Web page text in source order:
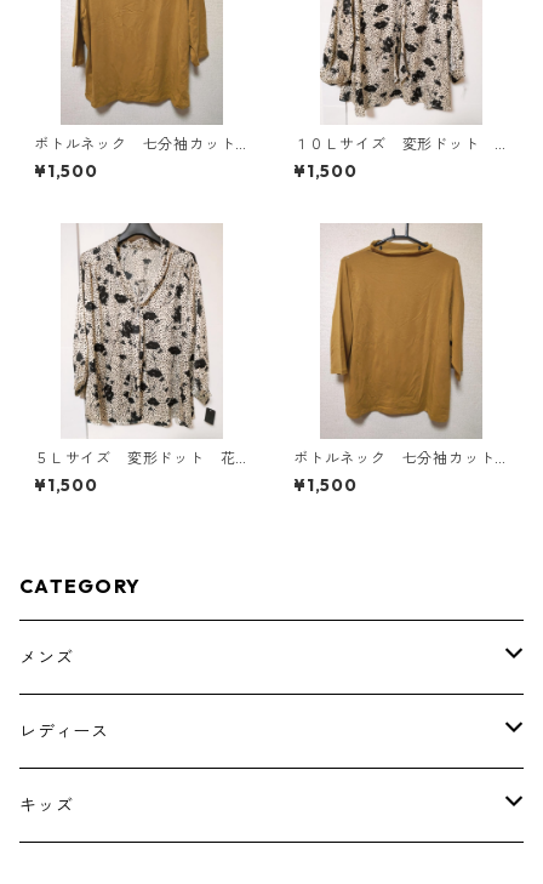
ボトルネック 七分袖カット
ソー ４Ｌ マスタード KA
E-4816
¥1,500
１０Ｌサイズ 変形ドット
花柄 ボウタイブラウス オ
フホワイト KAE-4772
¥1,500
５Ｌサイズ 変形ドット 花
柄 ボウタイブラウス オフ
ホワイト KAE-4764
¥1,500
ボトルネック 七分袖カット
ソー ４Ｌ マスタード KA
E-4817
¥1,500
CATEGORY
メンズ
トップス
ボトムス
レディース
トップス
キッズ